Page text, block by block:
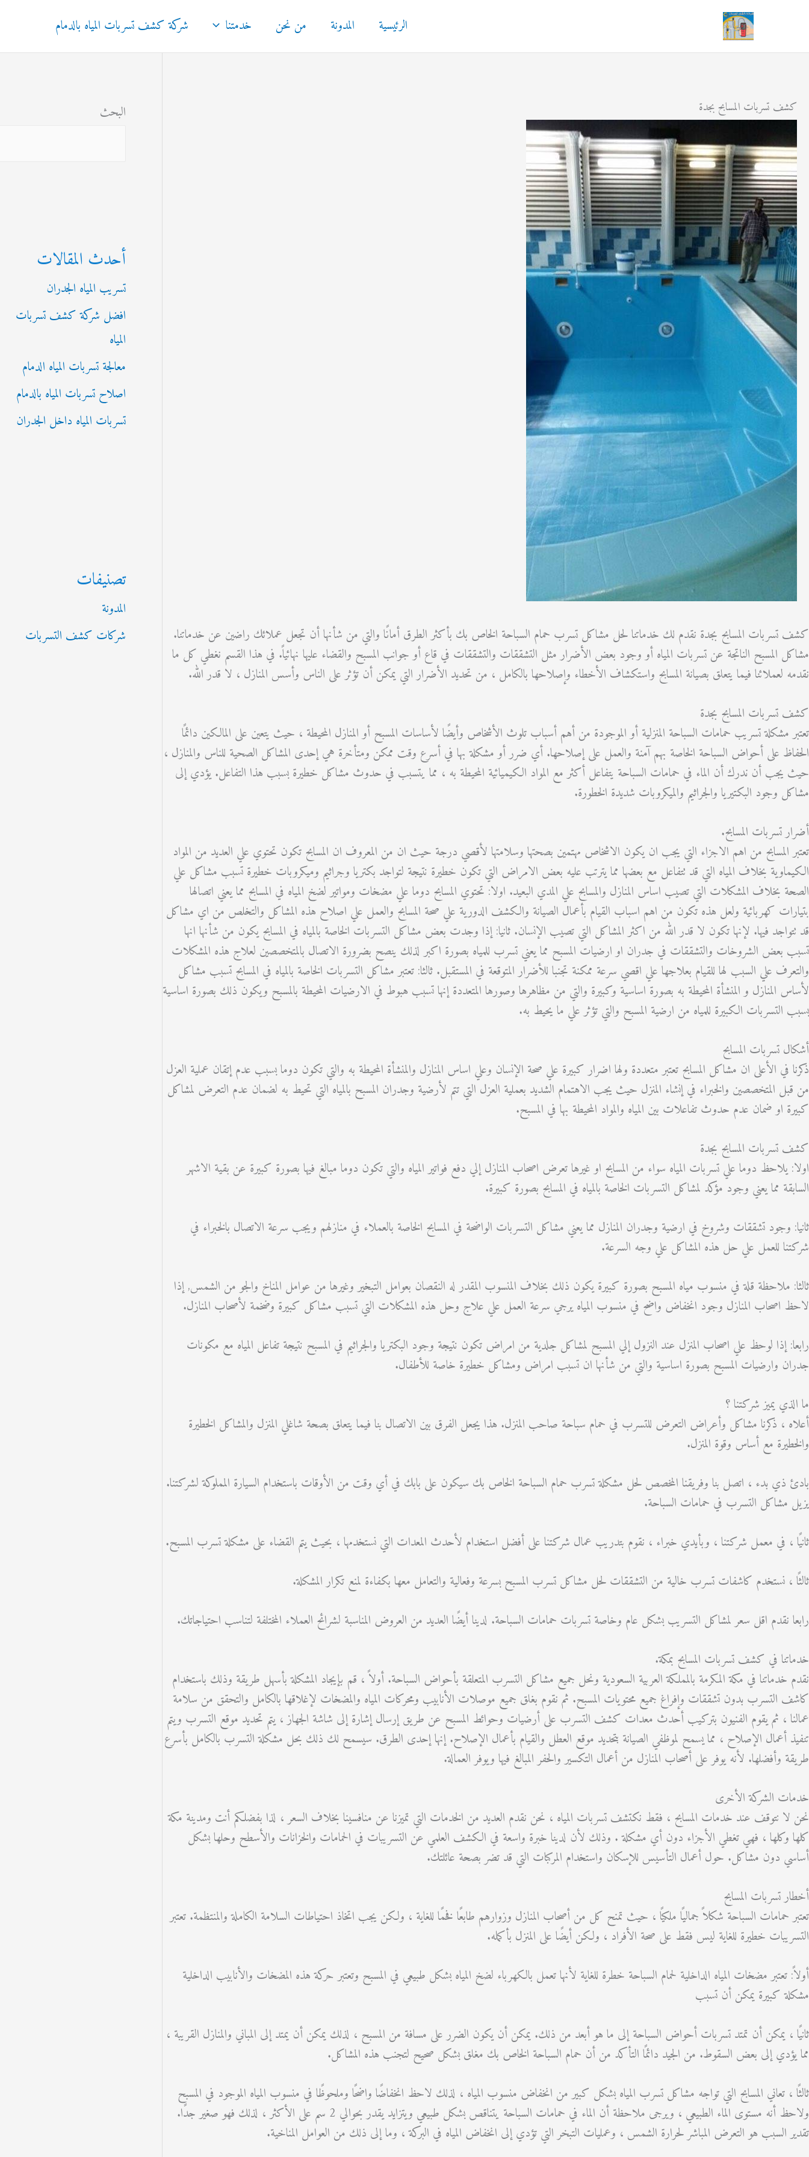
المحتوى
الرئيسية المدونة من نحن خدمتنا شركة كشف تسربات المياه بالدمام
كشف تسربات المسابح بجدة
كشف تسربات المسابح بجدة نقدم لك خدماتنا لحل مشاكل تسرب حمام السباحة الخاص بك بأكثر الطرق أمانًا والتي من شأنها أن تجعل عملائك راضين عن خدماتنا.
مشاكل المسبح الناتجة عن تسربات المياه أو وجود بعض الأضرار مثل التشققات والتشققات في قاع أو جوانب المسبح والقضاء عليها نهائياً. في هذا القسم نغطي كل ما
نقدمه لعملائنا فيما يتعلق بصيانة المسابح واستكشاف الأخطاء وإصلاحها بالكامل ، من تحديد الأضرار التي يمكن أن تؤثر على الناس وأسس المنازل ، لا قدر الله.
كشف تسربات المسابح بجدة
تعتبر مشكلة تسريب حمامات السباحة المنزلية أو الموجودة من أهم أسباب تلوث الأشخاص وأيضًا لأساسات المسبح أو المنازل المحيطة ، حيث يتعين على المالكين دائمًا
الحفاظ على أحواض السباحة الخاصة بهم آمنة والعمل على إصلاحها. أي ضرر أو مشكلة بها في أسرع وقت ممكن ومتأخرة هي إحدى المشاكل الصحية للناس والمنازل ،
حيث يجب أن ندرك أن الماء في حمامات السباحة يتفاعل أكثر مع المواد الكيميائية المحيطة به ، مما يتسبب في حدوث مشاكل خطيرة بسبب هذا التفاعل. يؤدي إلى
مشاكل وجود البكتيريا والجراثيم والميكروبات شديدة الخطورة.
أضرار تسربات المسابح.
تعتبر المسابح من اهم الاجزاء التي يجب ان يكون الاشخاص مهتمين بصحتها وسلامتها لأقصي درجة حيث ان من المعروف ان المسابح تكون تحتوي علي العديد من المواد
الكيماوية بخلاف المياه التي قد تتفاعل مع بعضها مما يترتب عليه بعض الامراض التي تكون خطيرة نتيجة لتواجد بكتريا وجراثيم وميكروبات خطيرة تسبب مشاكل علي
الصحة بخلاف المشكلات التي تصيب اساس المنازل والمسابح علي المدي البعيد. اولا: تحتوي المسابح دوما علي مضخات ومواتير لضخ المياه في المسابح مما يعني اتصالها
بتيارات كهربائية ولعل هذه تكون من اهم اسباب القيام بأعمال الصيانة والكشف الدورية علي صحة المسابح والعمل علي اصلاح هذه المشاكل والتخلص من اي مشاكل
قد تتواجد فيها. لإنها تكون لا قدر الله من اكثر المشاكل التي تصيب الإنسان. ثانيا: إذا وجدت بعض مشاكل التسربات الخاصة بالمياه في المسابح يكون من شأنها انها
تسبب بعض الشروخات والتشققات في جدران او ارضيات المسبح مما يعني تسرب للمياه بصورة اكبر لذلك ينصح بضرورة الاتصال بالمتخصصين لعلاج هذه المشكلات
والتعرف علي السبب لها للقيام بعلاجها علي اقصي سرعة ممكنة تجنبا للأضرار المتوقعة في المستقبل. ثالثا: تعتبر مشاكل التسربات الخاصة بالمياه في المسابح تسبب مشاكل
لأساس المنازل و المنشأة المحيطة به بصورة اساسية وكبيرة والتي من مظاهرها وصورها المتعددة إنها تسبب هبوط في الارضيات المحيطة بالمسبح ويكون ذلك بصورة اساسية
بسبب التسربات الكبيرة للمياه من ارضية المسبح والتي تؤثر علي ما يحيط به.
أشكال تسربات المسابح
ذكرنا في الأعلى ان مشاكل المسابح تعتبر متعددة ولها اضرار كبيرة علي صحة الإنسان وعلي اساس المنازل والمنشأة المحيطة به والتي تكون دوما بسبب عدم إتقان عملية العزل
من قبل المتخصصين والخبراء في إنشاء المنزل حيث يجب الاهتمام الشديد بعملية العزل التي تتم لأرضية وجدران المسبح بالمياه التي تحيط به لضمان عدم التعرض لمشاكل
كبيرة او ضمان عدم حدوث تفاعلات بين المياه والمواد المحيطة بها في المسبح.
كشف تسربات المسابح بجدة
اولا: يلاحظ دوما علي تسربات المياه سواء من المسابح او غيرها تعرض اصحاب المنازل إلي دفع فواتير المياه والتي تكون دوما مبالغ فيها بصورة كبيرة عن بقية الاشهر
السابقة مما يعني وجود مؤكد لمشاكل التسربات الخاصة بالمياه في المسابح بصورة كبيرة.
ثانيا: وجود تشققات وشروخ في ارضية وجدران المنازل مما يعني مشاكل التسربات الواضحة في المسابح الخاصة بالعملاء في منازلهم ويجب سرعة الاتصال بالخبراء في
شركتنا للعمل علي حل هذه المشاكل علي وجه السرعة.
ثالثا: ملاحظة قلة في منسوب مياه المسبح بصورة كبيرة يكون ذلك بخلاف المنسوب المقدر له النقصان بعوامل التبخير وغيرها من عوامل المناخ والجو من الشمس, إذا
لاحظ اصحاب المنازل وجود انخفاض واضح في منسوب المياه يرجي سرعة العمل علي علاج وحل هذه المشكلات التي تسبب مشاكل كبيرة وضخمة لأصحاب المنازل.
رابعا: إذا لوحظ علي اصحاب المنزل عند النزول إلي المسبح لمشاكل جلدية من امراض تكون نتيجة وجود البكتريا والجراثيم في المسبح نتيجة تفاعل المياه مع مكونات
جدران وارضيات المسبح بصورة اساسية والتي من شأنها ان تسبب امراض ومشاكل خطيرة خاصة للأطفال.
ما الذي يميز شركتنا ؟
أعلاه ، ذكرنا مشاكل وأعراض التعرض للتسرب في حمام سباحة صاحب المنزل. هذا يجعل الفرق بين الاتصال بنا فيما يتعلق بصحة شاغلي المنزل والمشاكل الخطيرة
والخطيرة مع أساس وقوة المنزل.
بادئ ذي بدء ، اتصل بنا وفريقنا المخصص لحل مشكلة تسرب حمام السباحة الخاص بك سيكون على بابك في أي وقت من الأوقات باستخدام السيارة المملوكة لشركتنا.
يزيل مشاكل التسرب في حمامات السباحة.
ثانيًا ، في معمل شركتنا ، وبأيدي خبراء ، نقوم بتدريب عمال شركتنا على أفضل استخدام لأحدث المعدات التي نستخدمها ، بحيث يتم القضاء على مشكلة تسرب المسبح.
ثالثًا ، نستخدم كاشفات تسرب خالية من التشققات لحل مشاكل تسرب المسبح بسرعة وفعالية والتعامل معها بكفاءة لمنع تكرار المشكلة.
رابعا نقدم اقل سعر لمشاكل التسريب بشكل عام وخاصة تسربات حمامات السباحة. لدينا أيضًا العديد من العروض المناسبة لشرائح العملاء المختلفة لتناسب احتياجاتك.
خدماتنا في كشف تسربات المسابح بمكة.
نقدم خدماتنا في مكة المكرمة بالمملكة العربية السعودية ونحل جميع مشاكل التسرب المتعلقة بأحواض السباحة. أولاً ، قم بإيجاد المشكلة بأسهل طريقة وذلك باستخدام
كاشف التسرب بدون تشققات وإفراغ جميع محتويات المسبح. ثم نقوم بغلق جميع موصلات الأنابيب ومحركات المياه والمضخات لإغلاقها بالكامل والتحقق من سلامة
عمالنا ، ثم يقوم الفنيون بتركيب أحدث معدات كشف التسرب على أرضيات وحوائط المسبح عن طريق إرسال إشارة إلى شاشة الجهاز ، يتم تحديد موقع التسرب ويتم
تنفيذ أعمال الإصلاح ، مما يسمح لموظفي الصيانة بتحديد موقع العطل والقيام بأعمال الإصلاح. إنها إحدى الطرق. سيسمح لك ذلك بحل مشكلة التسرب بالكامل بأسرع
طريقة وأفضلها. لأنه يوفر على أصحاب المنازل من أعمال التكسير والحفر المبالغ فيها ويوفر العمالة.
خدمات الشركة الأخرى
نحن لا نتوقف عند خدمات المسابح ، فقط نكتشف تسربات المياه ، نحن نقدم العديد من الخدمات التي تميزنا عن منافسينا بخلاف السعر ، لذا بفضلكم أنت ومدينة مكة
كلها وكلها ، فهي تغطي الأجزاء دون أي مشكلة . وذلك لأن لدينا خبرة واسعة في الكشف العلمي عن التسريبات في الحمامات والخزانات والأسطح وحلها بشكل
أساسي دون مشاكل. حول أعمال التأسيس للإسكان واستخدام المركبات التي قد تضر بصحة عائلتك.
أخطار تسربات المسابح
تعتبر حمامات السباحة شكلاً جماليًا ملكيًا ، حيث تمنح كل من أصحاب المنازل وزوارهم طابعًا فخمًا للغاية ، ولكن يجب اتخاذ احتياطات السلامة الكاملة والمنتظمة. تعتبر
التسريبات خطيرة للغاية ليس فقط على صحة الأفراد ، ولكن أيضًا على المنزل بأكمله.
أولاً: تعتبر مضخات المياه الداخلية لحمام السباحة خطرة للغاية لأنها تعمل بالكهرباء لضخ المياه بشكل طبيعي في المسبح وتعتبر حركة هذه المضخات والأنابيب الداخلية
مشكلة كبيرة يمكن أن تسبب
ثانيًا ، يمكن أن تمتد تسربات أحواض السباحة إلى ما هو أبعد من ذلك. يمكن أن يكون الضرر على مسافة من المسبح ، لذلك يمكن أن يمتد إلى المباني والمنازل القريبة ،
مما يؤدي إلى بعض السقوط. من الجيد دائمًا التأكد من أن حمام السباحة الخاص بك مغلق بشكل صحيح لتجنب هذه المشاكل.
ثالثًا ، تعاني المسابح التي تواجه مشاكل تسرب المياه بشكل كبير من انخفاض منسوب المياه ، لذلك لاحظ انخفاضًا واضحًا وملحوظًا في منسوب المياه الموجود في المسبح
ولاحظ أنه مستوى الماء الطبيعي ، ويرجى ملاحظة أن الماء في حمامات السباحة يتناقص بشكل طبيعي ويتزايد يقدر بحوالي 2 سم على الأكثر ، لذلك فهو صغير جدًا.
تقدير السبب هو التعرض المباشر لحرارة الشمس ، وعمليات التبخر التي تؤدي إلى انخفاض المياه في البركة ، وما إلى ذلك من العوامل المناخية.
البحث
أحدث المقالات
تسريب المياه الجدران
افضل شركة كشف تسربات
المياه
معالجة تسربات المياه الدمام
اصلاح تسربات المياه بالدمام
تسربات المياه داخل الجدران
تصنيفات
المدونة
شركات كشف التسربات